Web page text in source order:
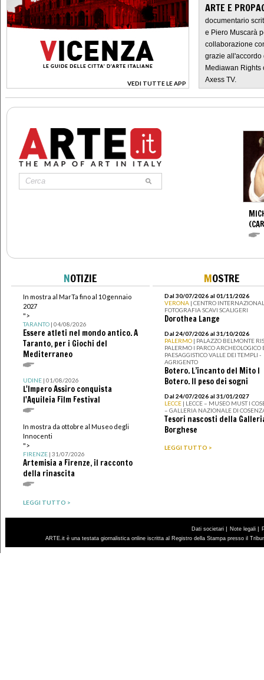
VEDI TUTTE LE APP
>
ARTE E
documentario
e Piero Muscarà
collaborazione
grazie all'accordo
Mediawan Rights
Axess TV.
NOTIZIE
In mostra al MarTa fino al 10 gennaio
2027
">
TARANTO| 04/08/2026
Essere atleti nel mondo antico. A
Taranto, per i Giochi del
Mediterraneo
UDINE| 01/08/2026
L'Impero Assiro conquista
l'Aquileia Film Festival
In mostra da ottobre al Museo degli
Innocenti
">
FIRENZE| 31/07/2026
Artemisia a Firenze, il racconto
della rinascita
LEGGI TUTTO >
MOSTRE
Dal 30/07/2026 al 01/11/2026
VERONA | CENTRO
FOTOGRAFIA SCAVI SCALIGERI
Dorothea Lange
Dal 24/07/2026 al 31/10/2026
PALERMO | PALAZZO BELMONTE
PALERMO I PARCO ARCHEOLOGICO
PAESAGGISTICO VALLE DEI TEMPLI -
AGRIGENTO
Botero. L’incanto del Mito I
Botero. Il peso dei sogni
Dal 24/07/2026 al 31/01/2027
LECCE | LECCE – MUSEO MUST I
– GALLERIA NAZIONALE DI
Tesori nascosti della
Borghese
LEGGI TUTTO >
Dati societari | Note legali |
ARTE.it è una testata giornalistica online iscritta al Registro della Stampa presso il